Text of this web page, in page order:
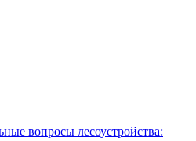
вопросы лесоустройства: